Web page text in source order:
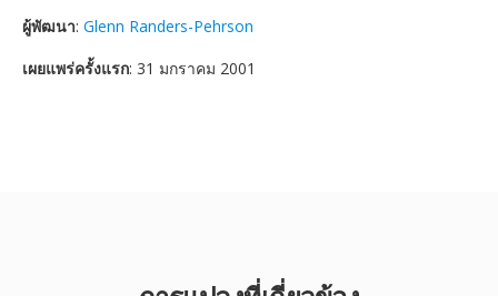
ผู้พัฒนา: Glenn Randers-Pehrson
เผยแพร่ครั้งแรก: 31 มกราคม 2001